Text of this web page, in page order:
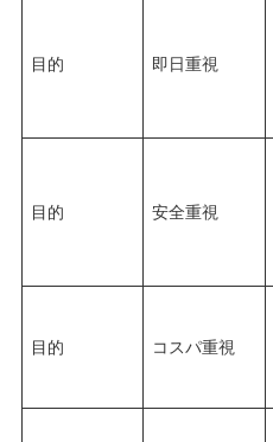
目的 即日重視
目的 安全重視
目的 コスパ重視